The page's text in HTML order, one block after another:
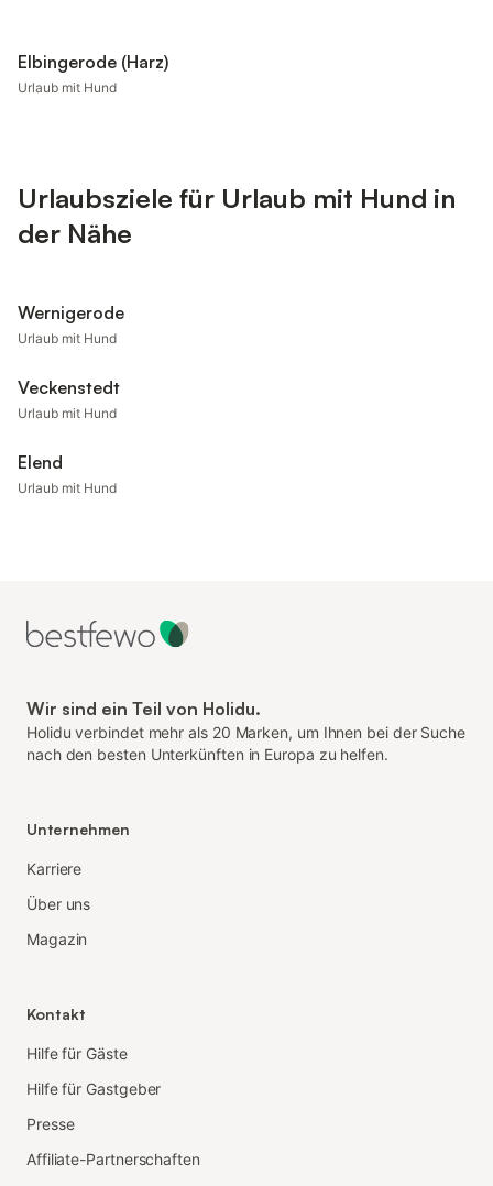
Elbingerode (Harz)
Urlaub mit Hund
Urlaubsziele für Urlaub mit Hund in
der Nähe
Wernigerode
Urlaub mit Hund
Veckenstedt
Urlaub mit Hund
Elend
Urlaub mit Hund
Wir sind ein Teil von Holidu.
Holidu verbindet mehr als 20 Marken, um Ihnen bei der Suche
nach den besten Unterkünften in Europa zu helfen.
Unternehmen
Karriere
Über uns
Magazin
Kontakt
Hilfe für Gäste
Hilfe für Gastgeber
Presse
Affiliate-Partnerschaften